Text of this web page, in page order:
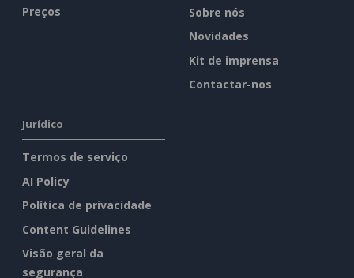
Preços
Sobre nós
Novidades
Kit de imprensa
Contactar-nos
Jurídico
Termos de serviço
AI Policy
Política de privacidade
Content Guidelines
Visão geral da
segurança